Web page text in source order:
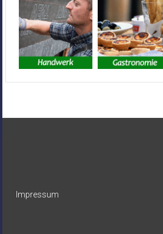
Impressum